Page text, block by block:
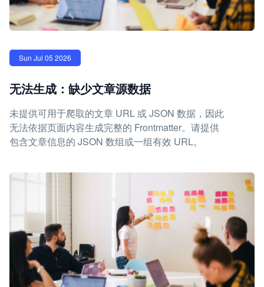
Sun Jul 05 2026
无法生成：缺少文章源数据
未提供可用于爬取的文章 URL 或 JSON 数据，因此
无法依据页面内容生成完整的 Frontmatter。请提供
包含文章信息的 JSON 数组或一组有效 URL。